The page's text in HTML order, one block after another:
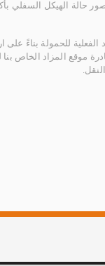
حالة الهيكل السفلي
للحمولة بناءً
موقع المزاد الخاص